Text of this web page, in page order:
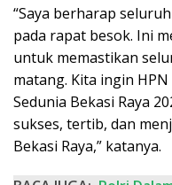
“Saya berharap
pada rapat besok. Ini
untuk memastikan
matang. Kita ingin
Sedunia Bekasi Raya
sukses, tertib, dan
Bekasi Raya,” katanya.